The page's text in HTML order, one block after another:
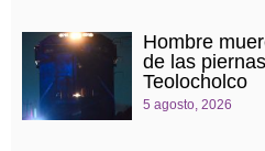
Hombre
de las
Teolocholco
5 agosto, 2026